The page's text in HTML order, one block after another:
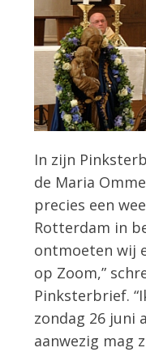
In zijn
de Maria
precies een
Rotterdam in
ontmoeten wij
op Zoom,”
Pinksterbrief.
zondag 26 juni
aanwezig mag